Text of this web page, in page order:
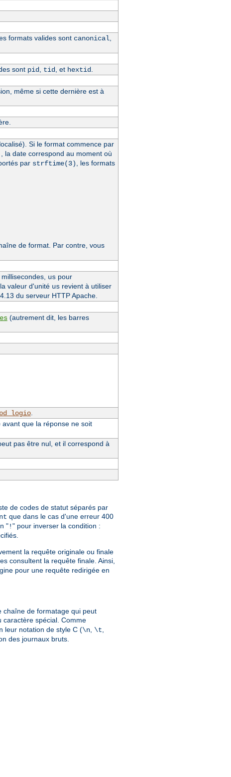
formats valides sont canonical
sont pid, tid, et hextid.
même si cette dernière est à
Si le format commence par
, la date correspond au moment où
par strftime(3)
, les formats
de format. Par contre, vous
uspour
valeur d'unité usrevient à utiliser
du serveur HTTP Apache.
(autrement dit, les barres
.
que la réponse ne soit
pas être nul, et il correspond à
de codes de statut séparés par
que dans le cas d'une erreur 400
"!" pour inverser la condition :
la requête originale ou finale
consultent la requête finale. Ainsi,
pour une requête redirigée en
chaîne de formatage qui peut
caractère spécial. Comme
leur notation de style C (\n, \t,
des journaux bruts.